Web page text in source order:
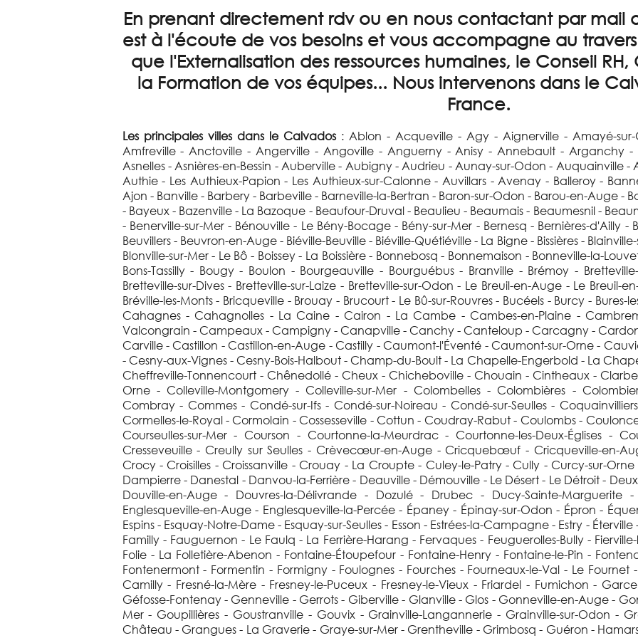
En prenant directement rdv ou en nous contactant par mail
est à l'écoute de vos besoins et vous accompagne au travers
que l'Externalisation des ressources humaines, le Conseil RH,
la Formation de vos équipes... Nous intervenons dans le
France.
Les principales villes dans le Calvados: Ablon - Acqueville - Agy - Aignerville - Amayé-sur-Orne - Amayé-sur-Seulles - Amblie - Amfreville - Anctoville - Angerville - Angoville - Anguerny - Anisy - Annebault - Arganchy - Argences - Arromanches-les-Bains - Asnelles - Asnières-en-Bessin - Auberville - Aubigny - Audrieu - Aunay-sur-Odon - Auquainville - Aure sur Mer - Les Autels-Saint-Bazile - Authie - Les Authieux-Papion - Les Authieux-sur-Calonne - Auvillars - Avenay - Balleroy - Banneville-la-Campagne - Banneville-sur-Ajon - Banville - Barbery - Barbeville - Barneville-la-Bertran - Baron-sur-Odon - Barou-en-Auge - Basly - Basseneville - Bauquay - Bavent - Bayeux - Bazenville - La Bazoque - Beaufour-Druval - Beaulieu - Beaumais - Beaumesnil - Beaumont-en-Auge - Bellengreville - Bellou - Benerville-sur-Mer - Bénouville - Le Bény-Bocage - Bény-sur-Mer - Bernesq - Bernières-d'Ailly - Bernières-le-Patry - Bernières-sur-Mer - Beuvillers - Beuvron-en-Auge - Biéville-Beuville - Biéville-Quétiéville - La Bigne - Bissières - Blainville-sur-Orne - Blangy-le-Château - Blay - Blonville-sur-Mer - Le Bô - Boissey - La Boissière - Bonnebosq - Bonnemaison - Bonneville-la-Louvet - Bonneville-sur-Touques - Bonnœil - Bons-Tassilly - Bougy - Boulon - Bourgeauville - Bourguébus - Branville - Brémoy - Bretteville-l'Orgueilleuse - Bretteville-le-Rabet - Bretteville-sur-Dives - Bretteville-sur-Laize - Bretteville-sur-Odon - Le Breuil-en-Auge - Le Breuil-en-Bessin - Le Brévedent - La Brévière - Bréville-les-Monts - Bricqueville - Brouay - Brucourt - Le Bû-sur-Rouvres - Bucéels - Burcy - Bures-les-Monts - Cabourg - Caen - Cagny - Cahagnes - Cahagnolles - La Caine - Cairon - La Cambe - Cambes-en-Plaine - Cambremer - Campagnolles - Campandré-Valcongrain - Campeaux - Campigny - Canapville - Canchy - Canteloup - Carcagny - Cardonville - Carpiquet - Cartigny-l'Épinay - Carville - Castillon - Castillon-en-Auge - Castilly - Caumont-l'Éventé - Caumont-sur-Orne - Cauvicourt - Cauville - Cernay - Cerqueux - Cesny-aux-Vignes - Cesny-Bois-Halbout - Champ-du-Boult - La Chapelle-Engerbold - La Chapelle-Haute-Grue - La Chapelle-Yvon - Cheffreville-Tonnencourt - Chênedollé - Cheux - Chicheboville - Chouain - Cintheaux - Clarbec - Clécy - Cléville - Clinchamps-sur-Orne - Colleville-Montgomery - Colleville-sur-Mer - Colombelles - Colombières - Colombiers-sur-Seulles - Colomby-sur-Thaon - Combray - Commes - Condé-sur-Ifs - Condé-sur-Noireau - Condé-sur-Seulles - Coquainvilliers - Corbon - Cordebugle - Cordey - Cormelles-le-Royal - Cormolain - Cossesseville - Cottun - Coudray-Rabut - Coulombs - Coulonces - Coulvain - Coupesarte - Courcy - Courseulles-sur-Mer - Courson - Courtonne-la-Meurdrac - Courtonne-les-Deux-Églises - Courvaudon - Crépon - Cresserons - Cresseveuille - Creully sur Seulles - Crèvecœur-en-Auge - Cricquebœuf - Cricqueville-en-Auge - Cricqueville-en-Bessin - Cristot - Crocy - Croisilles - Croissanville - Crouay - La Croupte - Culey-le-Patry - Cully - Curcy-sur-Orne - Cussy - Cuverville - Damblainville - Dampierre - Danestal - Danvou-la-Ferrière - Deauville - Démouville - Le Désert - Le Détroit - Deux-Jumeaux - Dives-sur-Mer - Donnay - Douville-en-Auge - Douvres-la-Délivrande - Dozulé - Drubec - Ducy-Sainte-Marguerite - Écrammeville - Ellon - Émiéville - Englesqueville-en-Auge - Englesqueville-la-Percée - Épaney - Épinay-sur-Odon - Épron - Équemauville - Eraines - Ernes - Escoville - Espins - Esquay-Notre-Dame - Esquay-sur-Seulles - Esson - Estrées-la-Campagne - Estry - Éterville - Étouvy - Étréham - Évrecy - Falaise - Familly - Fauguernon - Le Faulq - La Ferrière-Harang - Fervaques - Feuguerolles-Bully - Fierville-les-Parcs - Firfol - Fleury-sur-Orne - La Folie - La Folletière-Abenon - Fontaine-Étoupefour - Fontaine-Henry - Fontaine-le-Pin - Fontenay-le-Marmion - Fontenay-le-Pesnel - Fontenermont - Formentin - Formigny - Foulognes - Fourches - Fourneaux-le-Val - Le Fournet - Fourneville - Frénouville - Le Fresne-Camilly - Fresné-la-Mère - Fresney-le-Puceux - Fresney-le-Vieux - Friardel - Fumichon - Garcelles-Secqueville - Le Gast - Gavrus - Géfosse-Fontenay - Genneville - Gerrots - Giberville - Glanville - Glos - Gonneville-en-Auge - Gonneville-sur-Honfleur - Gonneville-sur-Mer - Goupillières - Goustranville - Gouvix - Grainville-Langannerie - Grainville-sur-Odon - Grandcamp-Maisy - Grandchamp-le-Château - Grangues - La Graverie - Graye-sur-Mer - Grentheville - Grimbosq - Guéron - Hamars - Hermanville-sur-Mer - Hermival-les-Vaux - Hérouville-Saint-Clair - Hérouvillette - Heuland - Heurtevent - Hiéville - La Hoguette - Honfleur - L'Hôtellerie - Hotot-en-Auge - Hottot-les-Bagues - La Houblonnière - Houlgate - Hubert-Folie - Ifs - Isigny-sur-Mer - Les Isles-Bardel - Janville - Jort - Juaye-Mondaye - Jurques - Juvigny-sur-Seulles - Laize-la-Ville - La Lande-sur-Drôme - Landelles-et-Coupigny - Landes-sur-Ajon - Langrune-sur-Mer - Lantheuil - Lasson - Lassy - Léaupartie - Lécaude - Leffard - Lénault - Lessard-et-le-Chêne - Lingèvres - Lion-sur-Mer - Lisieux - Lison - Lisores - Litteau - Livarot - Livry - Le Locheur - Les Loges - Les Loges-Saulces - Longraye - Longues-sur-Mer - Longueville - Longvillers - Loucelles - Louvagny - Louvières - Louvigny - Luc-sur-Mer - Magny-en-Bessin - Magny-la-Campagne - Magny-le-Freule - Maisoncelles-la-Jourdan - Maisoncelles-Pelvey - Maisoncelles-sur-Ajon - Maisons - Maizet - Maizières - Malloué - Maltot - Mandeville-en-Bessin - Manerbe - Manneville-la-Pipard - Le Manoir - Manvieux - Le Marais-la-Chapelle - Marolles - Martainville - Martigny-sur-l'Ante - Martragny - Mathieu - May-sur-Orne - Merville-Franceville-Plage - Méry-Corbon - Meslay - Le Mesnil-au-Grain - Le Mesnil-Auzouf - Le Mesnil-Bacley - Le Mesnil-Benoist - Le Mesnil-Caussois - Mesnil-Clinchamps - Le Mesnil-Durand - Le Mesnil-Eudes - Le Mesnil-Germain - Le Mesnil-Guillaume - Le Mesnil-Mauger - Le Mesnil-Patry - Le Mesnil-Robert - Le Mesnil-Simon - Le Mesnil-sur-Blangy - Le Mesnil-Villement -